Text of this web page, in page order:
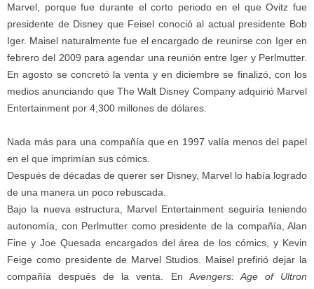
Marvel, porque fue durante el corto periodo en el que Ovitz fue
presidente de Disney que Feisel conoció al actual presidente Bob
Iger. Maisel naturalmente fue el encargado de reunirse con Iger en
febrero del 2009 para agendar una reunión entre Iger y Perlmutter.
En agosto se concretó la venta y en diciembre se finalizó, con los
medios anunciando que The Walt Disney Company adquirió Marvel
Entertainment por 4,300 millones de dólares.
Nada más para una compañía que en 1997 valía menos del papel
en el que imprimían sus cómics.
Después de décadas de querer ser Disney, Marvel lo había logrado
de una manera un poco rebuscada.
Bajo la nueva estructura, Marvel Entertainment seguiría teniendo
autonomía, con Perlmutter como presidente de la compañía, Alan
Fine y Joe Quesada encargados del área de los cómics, y Kevin
Feige como presidente de Marvel Studios. Maisel prefirió dejar la
compañía después de la venta. En Avengers: Age of Ultron